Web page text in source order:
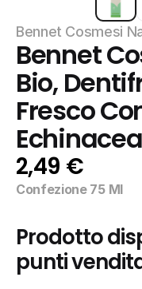
Bennet Cosmesi
Bennet
Bio,
Fresco
2,49 €
Confezione 75 Ml
Prodotto
punti